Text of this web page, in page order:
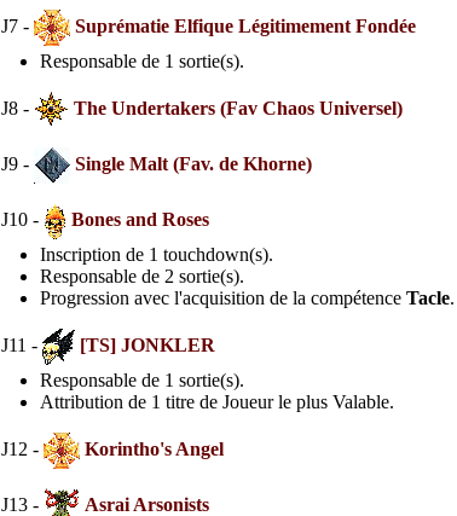
J7 -
Suprématie Elfique Légitimement Fondée
Responsable de 1 sortie(s).
J8 - The Undertakers (Fav Chaos Universel)
J9 - Single Malt (Fav. de Khorne)
J10 -
Bones and Roses
Inscription de 1 touchdown(s).
Responsable de 2 sortie(s).
Progression avec l'acquisition de la compétence Tacle.
J11 -
[TS] JONKLER
Responsable de 1 sortie(s).
Attribution de 1 titre de Joueur le plus Valable.
J12 - Korintho's Angel
J13 - Asrai Arsonists